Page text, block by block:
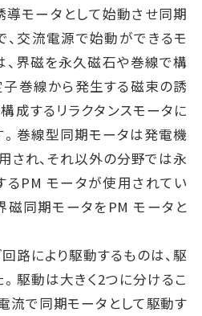
導モータとして始動させ同期
、交流電源で始動ができるモ
、界磁を永久磁石や巻線で構
子巻線から発生する磁束の誘
成するリラクタンスモータに
。巻線型同期モータは発電機
され、それ以外の分野では永
るPM モータが使用されてい
磁同期モータをPM モータと
路により駆動するものは、駆
駆動は大きく2つに分けるこ
流で同期モータとして駆動す